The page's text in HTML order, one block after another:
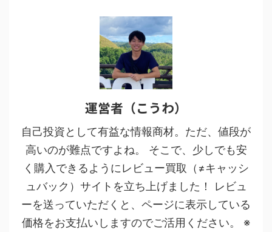
運営者（こうわ）
自己投資として有益な情報商材。ただ、値段が
高いのが難点ですよね。 そこで、少しでも安
く購入できるようにレビュー買取（≠キャッシ
ュバック）サイトを立ち上げました！ レビュ
ーを送っていただくと、ページに表示している
価格をお支払いしますのでご活用ください。 ※